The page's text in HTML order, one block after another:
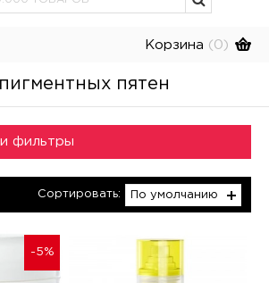
Корзина (0)
пятен
фильтры
Сортировать: По умолчанию
-5%